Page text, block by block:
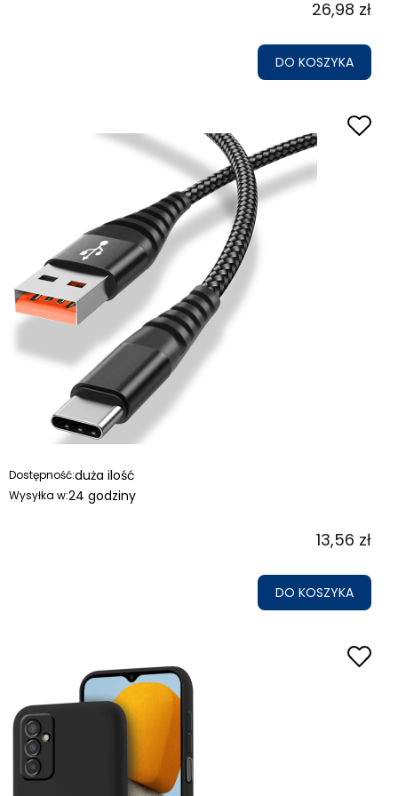
26,98 zł
DO KOSZYKA
Dostępność:duża ilość
Wysyłka w:24 godziny
13,56 zł
DO KOSZYKA